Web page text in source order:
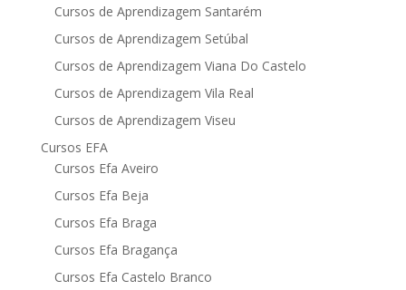
Cursos de Aprendizagem Santarém
Cursos de Aprendizagem Setúbal
Cursos de Aprendizagem Viana Do Castelo
Cursos de Aprendizagem Vila Real
Cursos de Aprendizagem Viseu
Cursos EFA
Cursos Efa Aveiro
Cursos Efa Beja
Cursos Efa Braga
Cursos Efa Bragança
Cursos Efa Castelo Branco